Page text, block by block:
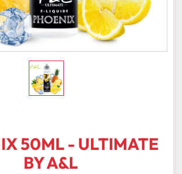
50ML - ULTIMATE
BY A&L